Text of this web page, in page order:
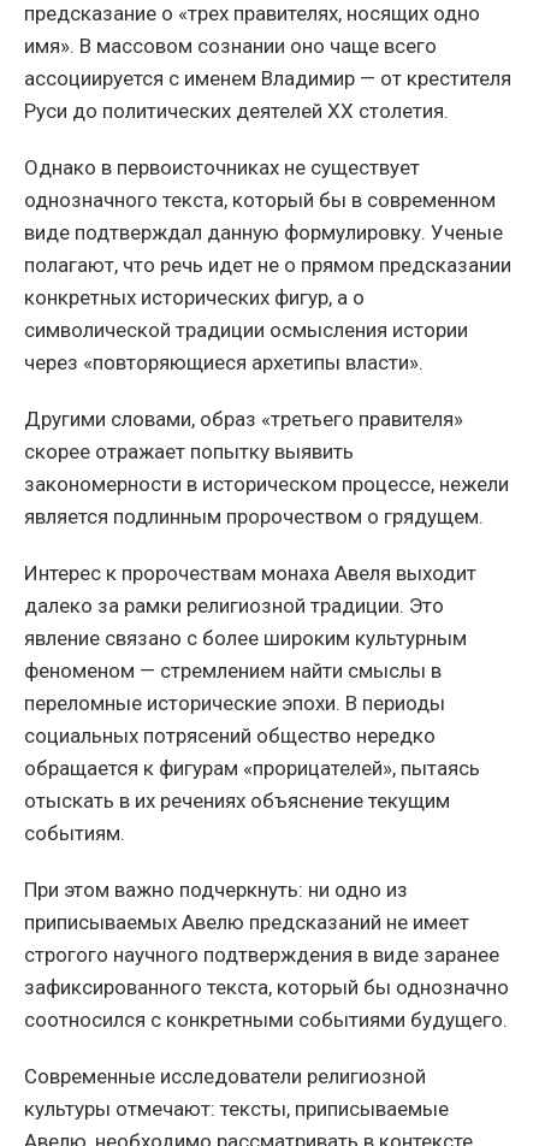
предсказание о «трех правителях, носящих одно
имя». В массовом сознании оно чаще всего
ассоциируется с именем Владимир — от крестителя
Руси до политических деятелей XX столетия.
Однако в первоисточниках не существует
однозначного текста, который бы в современном
виде подтверждал данную формулировку. Ученые
полагают, что речь идет не о прямом предсказании
конкретных исторических фигур, а о
символической традиции осмысления истории
через «повторяющиеся архетипы власти».
Другими словами, образ «третьего правителя»
скорее отражает попытку выявить
закономерности в историческом процессе, нежели
является подлинным пророчеством о грядущем.
Интерес к пророчествам монаха Авеля выходит
далеко за рамки религиозной традиции. Это
явление связано с более широким культурным
феноменом — стремлением найти смыслы в
переломные исторические эпохи. В периоды
социальных потрясений общество нередко
обращается к фигурам «прорицателей», пытаясь
отыскать в их речениях объяснение текущим
событиям.
При этом важно подчеркнуть: ни одно из
приписываемых Авелю предсказаний не имеет
строгого научного подтверждения в виде заранее
зафиксированного текста, который бы однозначно
соотносился с конкретными событиями будущего.
Современные исследователи религиозной
культуры отмечают: тексты, приписываемые